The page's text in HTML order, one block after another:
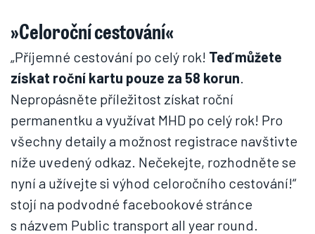
»Celoroční cestování«
„Příjemné cestování po celý rok! Teď můžete
získat roční kartu pouze za 58 korun.
Nepropásněte příležitost získat roční
permanentku a využívat MHD po celý rok! Pro
všechny detaily a možnost registrace navštivte
níže uvedený odkaz. Nečekejte, rozhodněte se
nyní a užívejte si výhod celoročního cestování!“
stojí na podvodné facebookové stránce
s názvem Public transport all year round.